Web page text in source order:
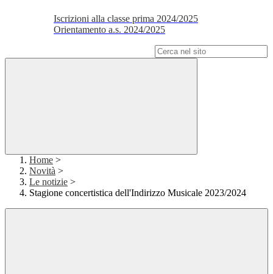
Iscrizioni alla classe prima 2024/2025
Orientamento a.s. 2024/2025
Home >
Novità >
Le notizie >
Stagione concertistica dell'Indirizzo Musicale 2023/2024